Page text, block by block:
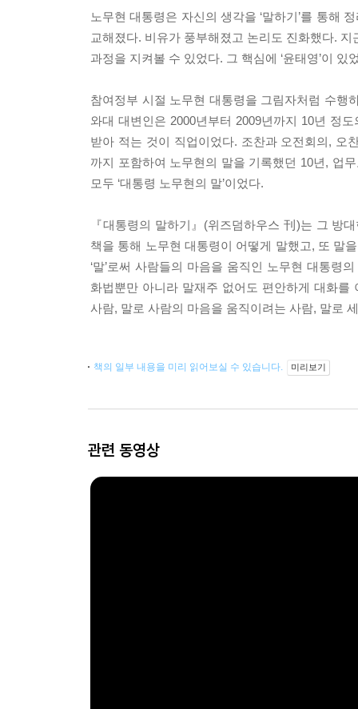
노무현 대통령은 자신의 생각을 ‘말하기’를 통해
교해졌다. 비유가 풍부해졌고 논리도 진화했다.
과정을 지켜볼 수 있었다. 그 핵심에 ‘윤태영’이 있
참여정부 시절 노무현 대통령을 그림자처럼 수행
와대 대변인은 2000년부터 2009년까지 10년 정
받아 적는 것이 직업이었다. 조찬과 오전회의, 오
까지 포함하여 노무현의 말을 기록했던 10년, 업
모두 ‘대통령 노무현의 말’이었다.
『대통령의 말하기』(위즈덤하우스 刊)는 그 방
책을 통해 노무현 대통령이 어떻게 말했고, 또 말
‘말’로써 사람들의 마음을 움직인 노무현 대통령
화법뿐만 아니라 말재주 없어도 편안하게 대화
사람, 말로 사람의 마음을 움직이려는 사람, 말로
책의 일부 내용을 미리 읽어보실 수 있습니다. 미리보기
관련 동영상